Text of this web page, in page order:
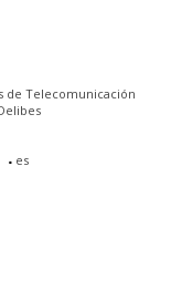
de Telecomunicación
es